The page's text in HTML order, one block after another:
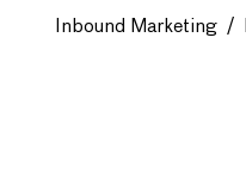
Inbound Marketing /